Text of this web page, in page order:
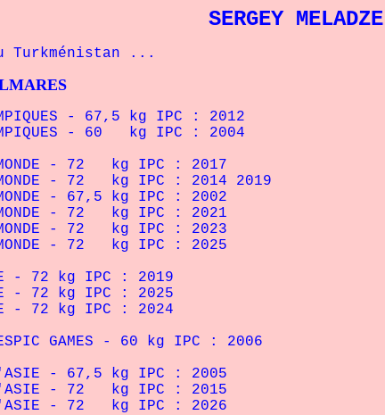
SERGEY MELADZE
...
- 67,5 kg IPC : 2012
- 60 kg IPC : 2004
- 72 kg IPC : 2017
- 72 kg IPC : 2014 2019
- 67,5 kg IPC : 2002
- 72 kg IPC : 2021
- 72 kg IPC : 2023
- 72 kg IPC : 2025
- 72 kg IPC : 2019
- 72 kg IPC : 2025
- 72 kg IPC : 2024
GAMES - 60 kg IPC : 2006
- 67,5 kg IPC : 2005
- 72 kg IPC : 2015
- 72 kg IPC : 2026